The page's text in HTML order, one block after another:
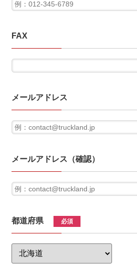
FAX
メールアドレス
メールアドレス（確認）
都道府県 必須